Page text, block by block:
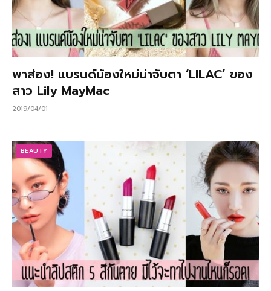
พาส่อง! แบรนด์น้องใหม่น่าจับตา ‘LILAC’ ของ
สาว Lily MayMac
2019/04/01
BEAUTY